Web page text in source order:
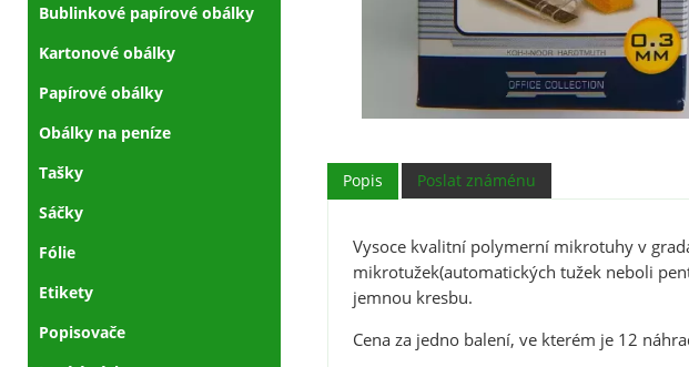
Popis Poslat známénu
Vysoce kvalitní polymerní mikrotuhy v
mikrotužek(automatických tužek neboli
jemnou kresbu.
Cena za jedno balení, ve kterém je 12
Bublinkové papírové obálky
Kartonové obálky
Papírové obálky
Obálky na peníze
Tašky
Sáčky
Fólie
Etikety
Popisovače